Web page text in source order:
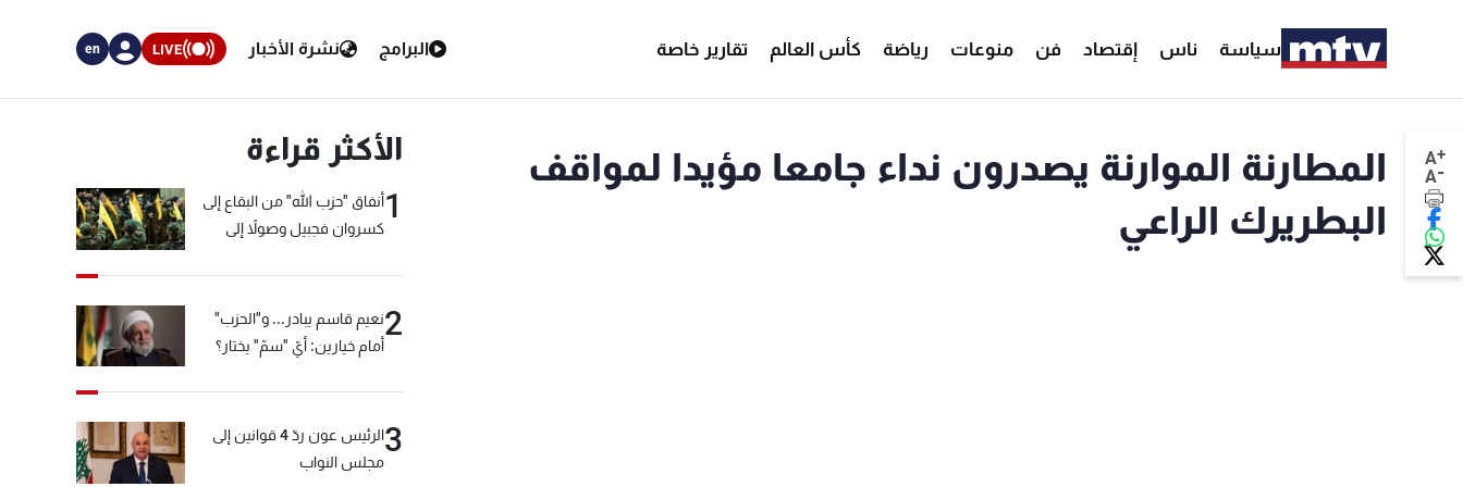
سياسة ناس إقتصاد فن منوعات رياضة كأس العالم تقارير خاصة البرامج نشرة الأخبار LIVE
en
A+
A-
المطارنة الموارنة يصدرون نداء جامعا مؤيدا لمواقف
البطريرك الراعي
الأكثر قراءة
1أنفاق "حزب الله" من البقاع إلى
كسروان فجبيل وصولاً إلى
2نعيم قاسم يبادر... و"الحزب"
أمام خيارين: أيّ "سمّ" يختار؟
3
الرئيس عون ردّ 4 قوانين إلى
مجلس النواب